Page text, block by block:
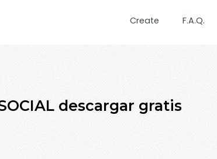
Create F.A.Q.
descargar gratis